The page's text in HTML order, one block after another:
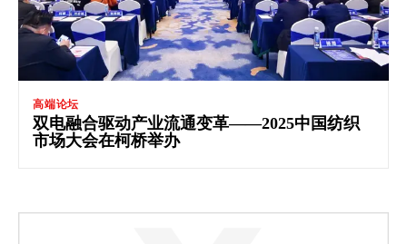
高端论坛
双电融合驱动产业流通变革——2025中国纺织
市场大会在柯桥举办